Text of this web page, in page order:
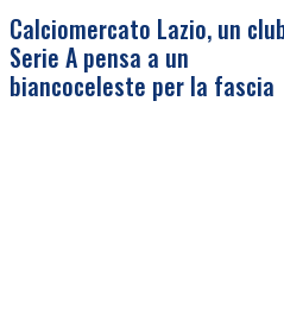
Calciomercato Lazio, un
Serie A pensa a un
biancoceleste per la fascia